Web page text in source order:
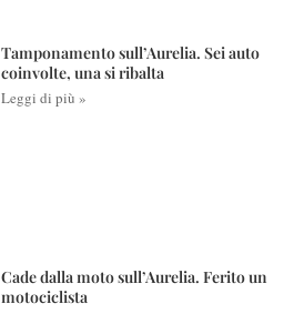
Tamponamento sull’Aurelia. Sei auto
coinvolte, una si ribalta
Leggi di più »
Cade dalla moto sull’Aurelia. Ferito un
motociclista